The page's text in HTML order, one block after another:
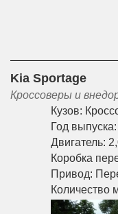
Kia Sportage
Кроссоверы и
Кузов:
Год выпуска:
Двигатель:
Коробка
Привод:
Количество